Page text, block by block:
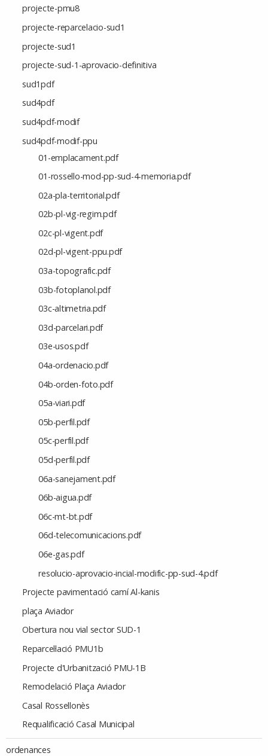
projecte-pmu8
projecte-reparcelacio-sud1
projecte-sud1
projecte-sud-1-aprovacio-definitiva
sud1pdf
sud4pdf
sud4pdf-modif
sud4pdf-modif-ppu
01-emplacament.pdf
01-rossello-mod-pp-sud-4-memoria.pdf
02a-pla-territorial.pdf
02b-pl-vig-regim.pdf
02c-pl-vigent.pdf
02d-pl-vigent-ppu.pdf
03a-topografic.pdf
03b-fotoplanol.pdf
03c-altimetria.pdf
03d-parcelari.pdf
03e-usos.pdf
04a-ordenacio.pdf
04b-orden-foto.pdf
05a-viari.pdf
05b-perfil.pdf
05c-perfil.pdf
05d-perfil.pdf
06a-sanejament.pdf
06b-aigua.pdf
06c-mt-bt.pdf
06d-telecomunicacions.pdf
06e-gas.pdf
resolucio-aprovacio-incial-modific-pp-sud-4.pdf
Projecte pavimentació camí Al-kanis
plaça Aviador
Obertura nou vial sector SUD-1
Reparcel·lació PMU1b
Projecte d'Urbanització PMU-1B
Remodelació Plaça Aviador
Casal Rossellonès
Requalificació Casal Municipal
ordenances